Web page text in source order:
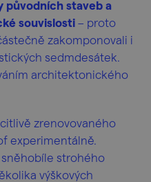
původních staveb a
souvislosti – proto
zakomponovali i
sedmdesátek.
architektonického
zrenovovaného
experimentálně.
strohého
výškových